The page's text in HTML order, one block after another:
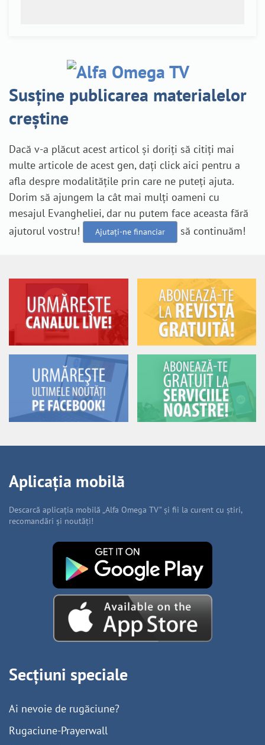
Susține publicarea materialelor
creștine
Dacă v-a plăcut acest articol și doriți să citiți mai
multe articole de acest gen, dați click aici pentru a
afla despre modalitățile prin care ne puteți ajuta.
Dorim să ajungem la cât mai mulți oameni cu
mesajul Evangheliei, dar nu putem face aceasta fără
ajutorul vostru!
Ajutați-ne financiar să continuăm!
Aplicația mobilă
Descarcă aplicația mobilă „Alfa Omega TV” și fii la curent cu știri,
recomandări și noutăți!
Secțiuni speciale
Ai nevoie de rugăciune?
Rugaciune-Prayerwall